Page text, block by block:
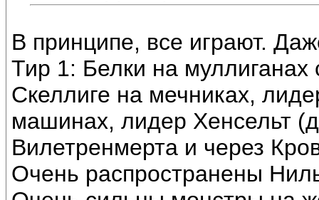
В принципе, все играют.
Тир 1: Белки на муллиганах
Скеллиге на мечниках,
машинах, лидер Хенсельт
Вилетренмерта и через
Очень распространены